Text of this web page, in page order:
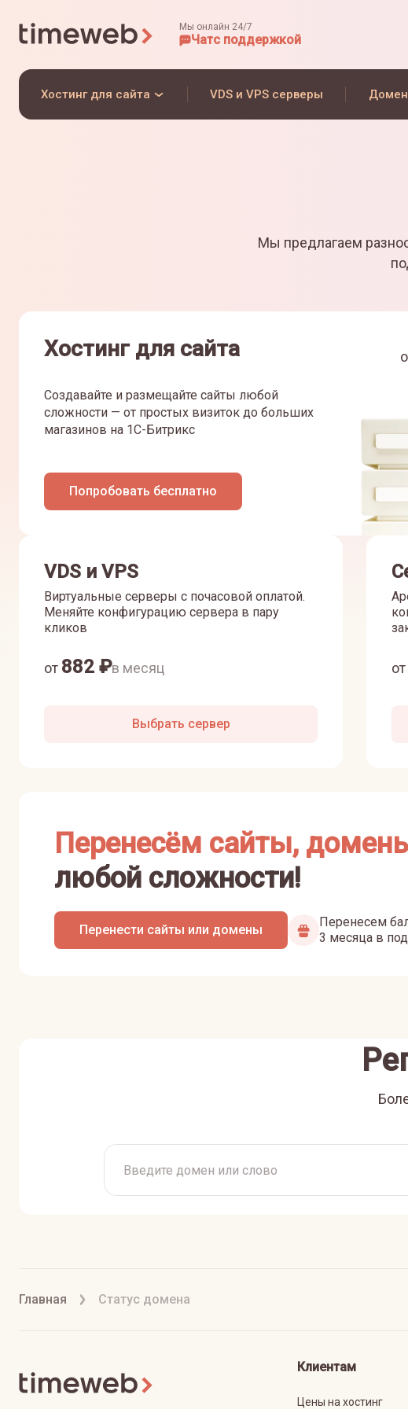
Мы онлайн 24/7
Чатс поддержкой
Хостинг для сайта VDS и VPS серверы
Мы предлагаем
Хостинг для сайта
Создавайте и размещайте сайты любой
сложности — от простых визиток до больших
магазинов на 1С-Битрикс
Попробовать бесплатно
VDS и VPS
Виртуальные серверы с почасовой оплатой.
Меняйте конфигурацию сервера в пару
кликов
от 882 ₽в месяц
Выбрать сервер
от
Перенесём сайты,
любой сложности!
Перенести сайты или домены
Перенесем
3 месяца в
Главная Статус домена
Клиентам
Цены на хостинг